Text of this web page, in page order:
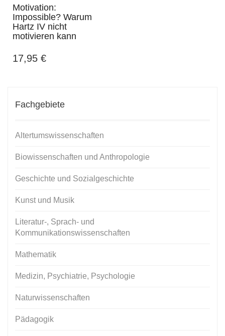
Motivation:
Impossible? Warum
Hartz IV nicht
motivieren kann
17,95 €
Fachgebiete
Altertumswissenschaften
Biowissenschaften und Anthropologie
Geschichte und Sozialgeschichte
Kunst und Musik
Literatur-, Sprach- und
Kommunikationswissenschaften
Mathematik
Medizin, Psychiatrie, Psychologie
Naturwissenschaften
Pädagogik